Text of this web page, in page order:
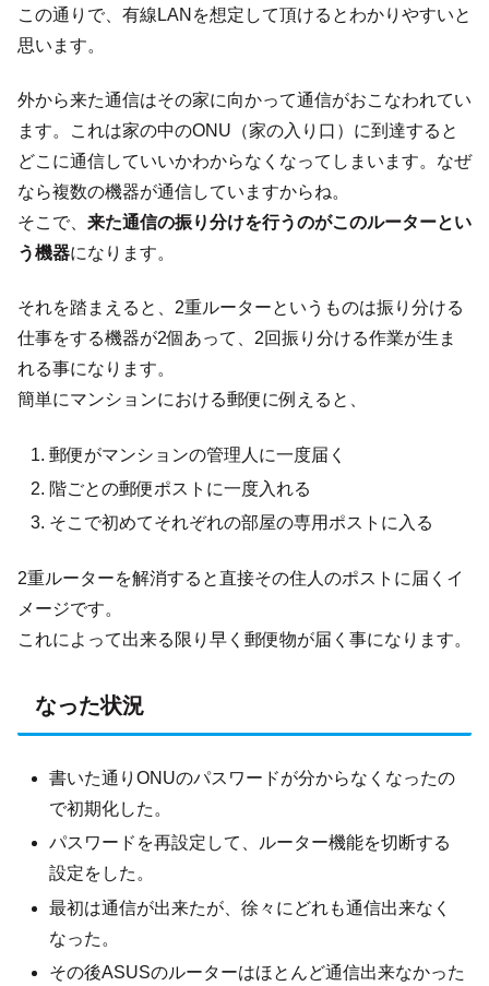
この通りで、有線LANを想定して頂けるとわかりやすいと
思います。
外から来た通信はその家に向かって通信がおこなわれてい
ます。これは家の中のONU（家の入り口）に到達すると
どこに通信していいかわからなくなってしまいます。なぜ
なら複数の機器が通信していますからね。
そこで、 来た通信の振り分けを行うのがこのルーターとい
う機器になります。
それを踏まえると、2重ルーターというものは振り分ける
仕事をする機器が2個あって、2回振り分ける作業が生ま
れる事になります。
簡単にマンションにおける郵便に例えると、
郵便がマンションの管理人に一度届く
階ごとの郵便ポストに一度入れる
そこで初めてそれぞれの部屋の専用ポストに入る
2重ルーターを解消すると直接その住人のポストに届くイ
メージです。
これによって出来る限り早く郵便物が届く事になります。
なった状況
書いた通りONUのパスワードが分からなくなったの
で初期化した。
パスワードを再設定して、ルーター機能を切断する
設定をした。
最初は通信が出来たが、徐々にどれも通信出来なく
なった。
その後ASUSのルーターはほとんど通信出来なかった